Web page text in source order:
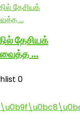
தேசியக்
வைத்த …
0